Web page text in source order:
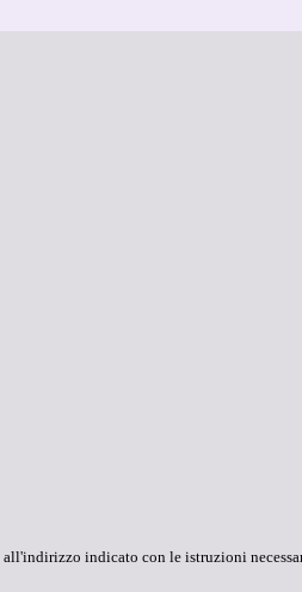
all'indirizzo indicato con le istruzioni